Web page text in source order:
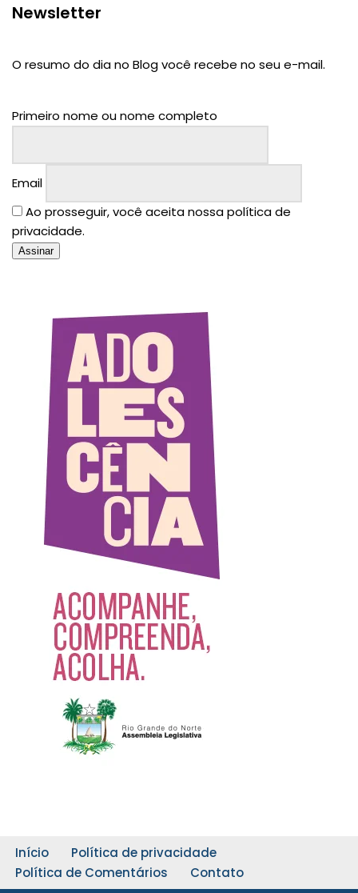
Newsletter
O resumo do dia no Blog você recebe no seu e-mail.
Primeiro nome ou nome completo
Email
Ao prosseguir, você aceita nossa política de
privacidade.
Início
Política de privacidade
Política de Comentários
Contato